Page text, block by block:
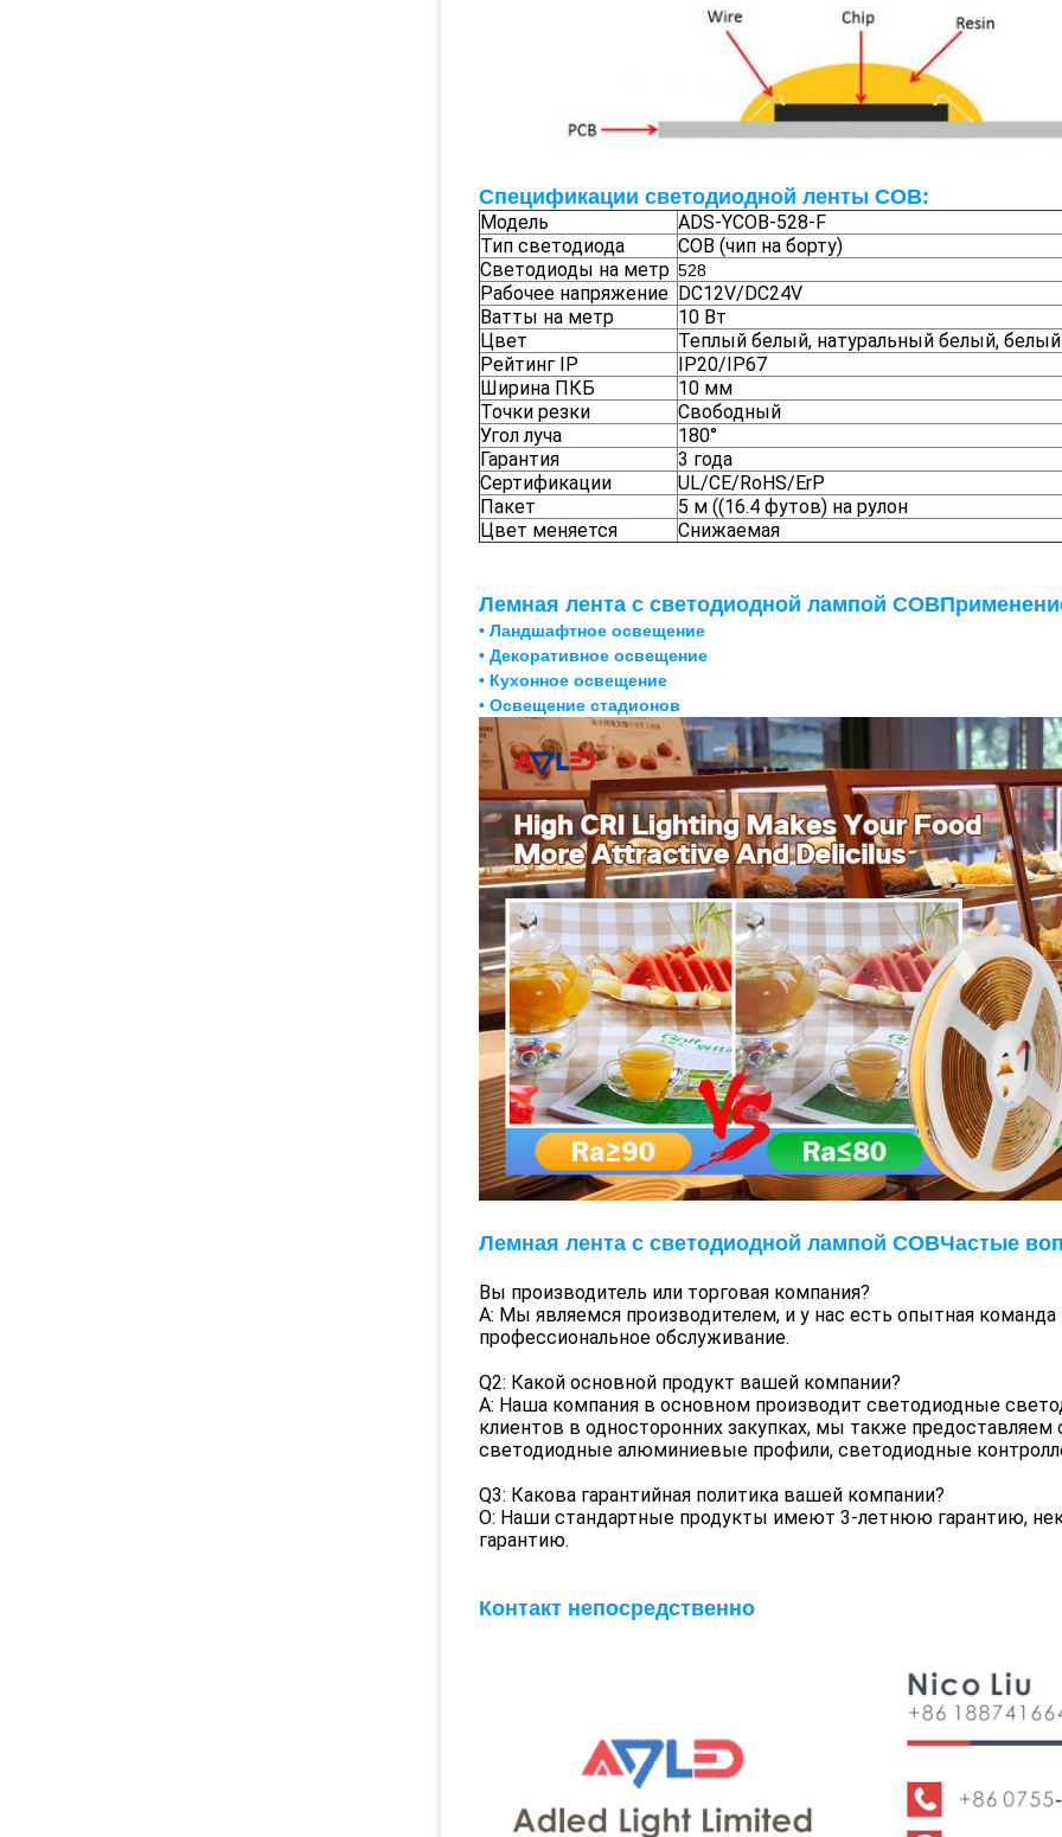
Спецификации светодиодной ленты COB:
Модель
ADS-YCOB-528-F
Тип светодиода
COB (чип на борту)
Светодиоды на метр 528
Рабочее напряжение DC12V/DC24V
Ватты на метр
10 Вт
Цвет
Теплый белый, натуральный белый, белый
Рейтинг IP
IP20/IP67
Ширина ПКБ
10 мм
Точки резки
Свободный
Угол луча
180°
Гарантия
3 года
Сертификации
UL/CE/RoHS/ErP
Пакет
5 м ((16.4 футов) на рулон
Цвет меняется
Снижаемая
Лемная лента с светодиодной лампой COB
• Ландшафтное освещение
• Декоративное освещение
• Кухонное освещение
• Освещение стадионов
Лемная лента с светодиодной лампой COBЧастые
Вы производитель или торговая компания?
A: Мы являемся производителем, и у нас есть опытная
профессиональное обслуживание.
Q2: Какой основной продукт вашей компании?
A: Наша компания в основном производит светодиодные
клиентов в односторонних закупках, мы также
светодиодные алюминиевые профили, светодиодные
Q3: Какова гарантийная политика вашей компании?
О: Наши стандартные продукты имеют 3-летнюю гарантию,
гарантию.
Контакт непосредственно